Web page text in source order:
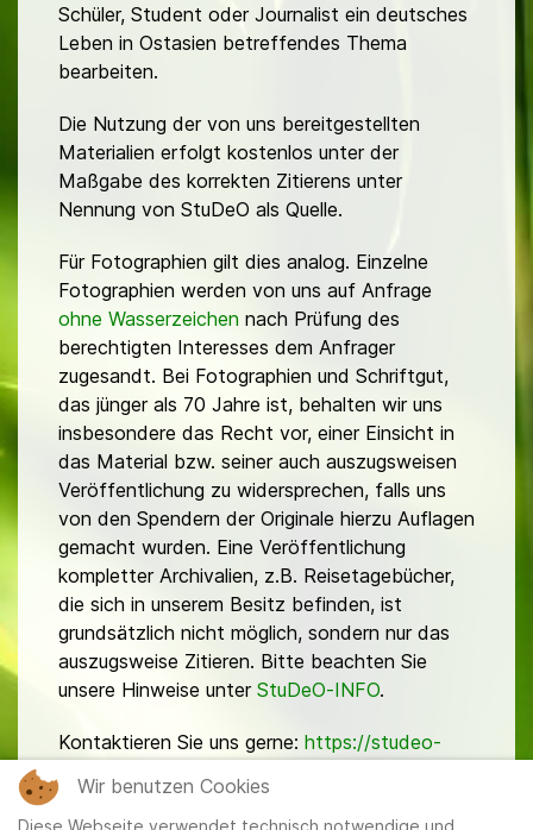
Schüler, Student oder Journalist ein deutsches
Leben in Ostasien betreffendes Thema
bearbeiten.
Die Nutzung der von uns bereitgestellten
Materialien erfolgt kostenlos unter der
Maßgabe des korrekten Zitierens unter
Nennung von StuDeO als Quelle.
Für Fotographien gilt dies analog. Einzelne
Fotographien werden von uns auf Anfrage
ohne Wasserzeichen nach Prüfung des
berechtigten Interesses dem Anfrager
zugesandt. Bei Fotographien und Schriftgut,
das jünger als 70 Jahre ist, behalten wir uns
insbesondere das Recht vor, einer Einsicht in
das Material bzw. seiner auch auszugsweisen
Veröffentlichung zu widersprechen, falls uns
von den Spendern der Originale hierzu Auflagen
gemacht wurden. Eine Veröffentlichung
kompletter Archivalien, z.B. Reisetagebücher,
die sich in unserem Besitz befinden, ist
grundsätzlich nicht möglich, sondern nur das
auszugsweise Zitieren. Bitte beachten Sie
unsere Hinweise unter StuDeO-INFO.
Kontaktieren Sie uns gerne: https://studeo-
Wir benutzen Cookies
Diese Webseite verwendet technisch notwendige und